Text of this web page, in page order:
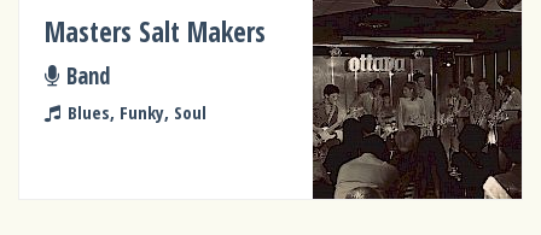
Masters Salt Makers
Band
Blues, Funky, Soul